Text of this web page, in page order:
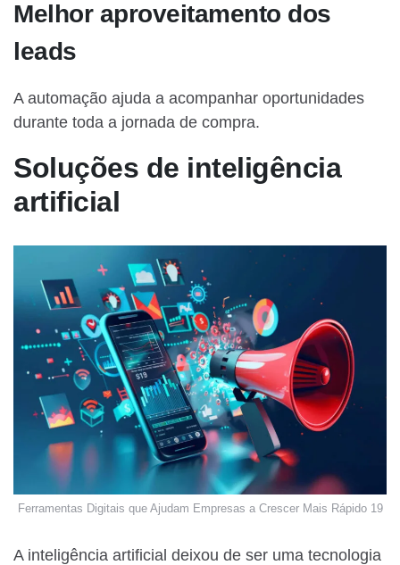
Melhor aproveitamento dos
leads
A automação ajuda a acompanhar oportunidades
durante toda a jornada de compra.
Soluções de inteligência
artificial
Ferramentas Digitais que Ajudam Empresas a Crescer Mais Rápido 19
A inteligência artificial deixou de ser uma tecnologia